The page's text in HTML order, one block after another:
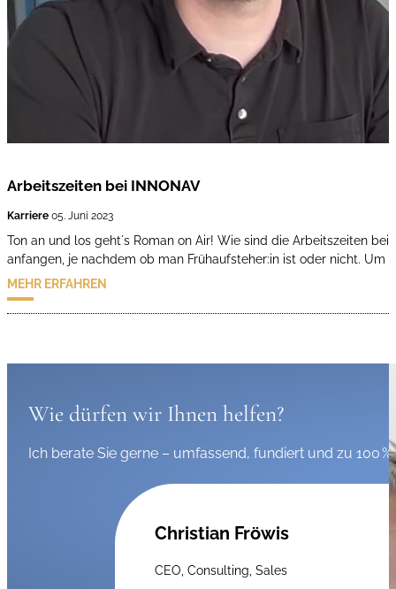
Arbeitszeiten bei INNONAV
Karriere 05. Juni 2023
Ton an und los geht´s Roman on Air! Wie sind die Arbeitszeiten
anfangen, je nachdem ob man Frühaufsteher:in ist oder nicht. Um
MEHR ERFAHREN
Wie dürfen wir Ihnen helfen?
Ich berate Sie gerne – umfassend, fundiert und zu 100
Christian Fröwis
CEO, Consulting, Sales